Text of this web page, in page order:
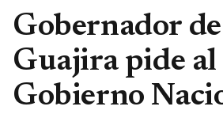
Gobernador
Guajira pide al
Gobierno